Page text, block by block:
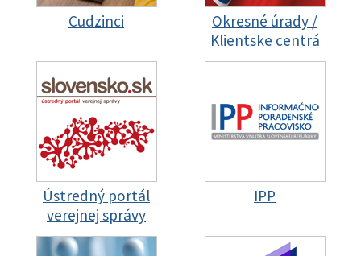
Cudzinci
Okresné úrady /
Klientske centrá
Ústredný portál
verejnej správy
IPP